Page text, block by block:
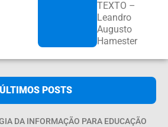
TEXTO –
Leandro
Augusto
Hamester
ÚLTIMOS POSTS
DA INFORMAÇÃO PARA EDUCAÇÃO